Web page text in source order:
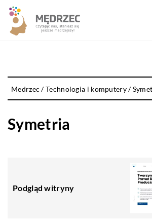
Medrzec /Technologia i komputery/
Symetria
Podgląd witryny